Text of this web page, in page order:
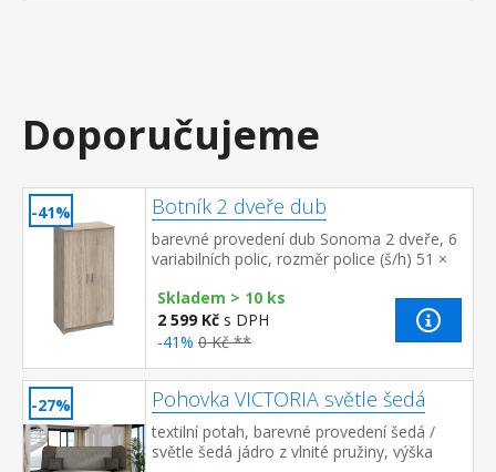
Doporučujeme
-41% Botník 2 dveře dub
barevné provedení dub Sonoma 2 dveře, 6
variabilních polic, rozměr police (š/h) 51 ×
29 cm kapacita až 21 párů bot
Skladem > 10 ks
2 599 Kč s DPH
-41% 0 Kč **
-27% Pohovka VICTORIA světle šedá
textilní potah, barevné provedení šedá /
světle šedá jádro z vlnité pružiny, výška